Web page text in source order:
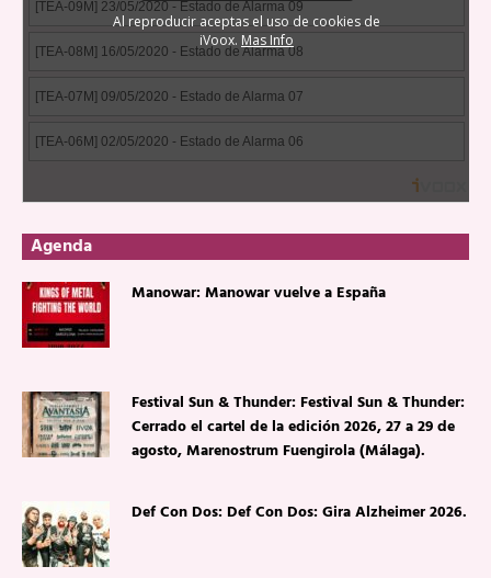
Agenda
Manowar: Manowar vuelve a España
Festival Sun & Thunder: Festival Sun & Thunder:
Cerrado el cartel de la edición 2026, 27 a 29 de
agosto, Marenostrum Fuengirola (Málaga).
Def Con Dos: Def Con Dos: Gira Alzheimer 2026.